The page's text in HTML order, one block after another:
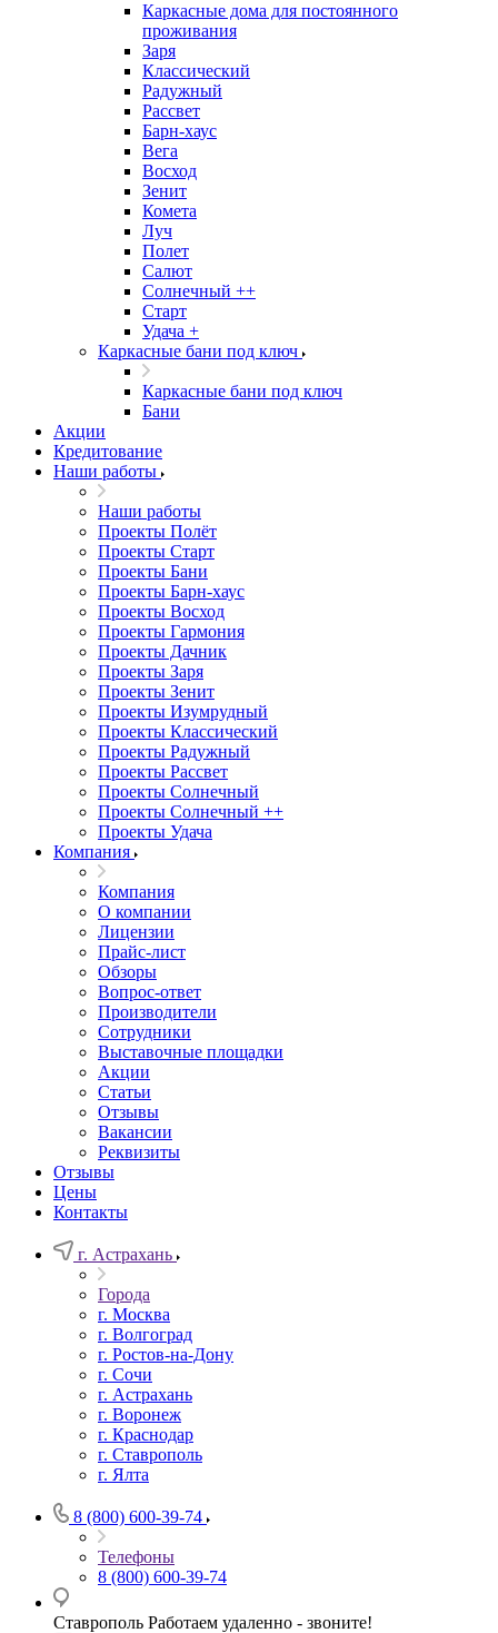
Каркасные дома для постоянного
проживания
Заря
Классический
Радужный
Рассвет
Барн-хаус
Вега
Восход
Зенит
Комета
Луч
Полет
Салют
Солнечный ++
Старт
Удача +
Каркасные бани под ключ
Каркасные бани под ключ
Бани
Акции
Кредитование
Наши работы
Наши работы
Проекты Полёт
Проекты Старт
Проекты Бани
Проекты Барн-хаус
Проекты Восход
Проекты Гармония
Проекты Дачник
Проекты Заря
Проекты Зенит
Проекты Изумрудный
Проекты Классический
Проекты Радужный
Проекты Рассвет
Проекты Солнечный
Проекты Солнечный ++
Проекты Удача
Компания
Компания
О компании
Лицензии
Прайс-лист
Обзоры
Вопрос-ответ
Производители
Сотрудники
Выставочные площадки
Акции
Статьи
Отзывы
Вакансии
Реквизиты
Отзывы
Цены
Контакты
г. Астрахань
Города
г. Москва
г. Волгоград
г. Ростов-на-Дону
г. Сочи
г. Астрахань
г. Воронеж
г. Краснодар
г. Ставрополь
г. Ялта
8 (800) 600-39-74
Телефоны
8 (800) 600-39-74
Ставрополь Работаем удаленно - звоните!